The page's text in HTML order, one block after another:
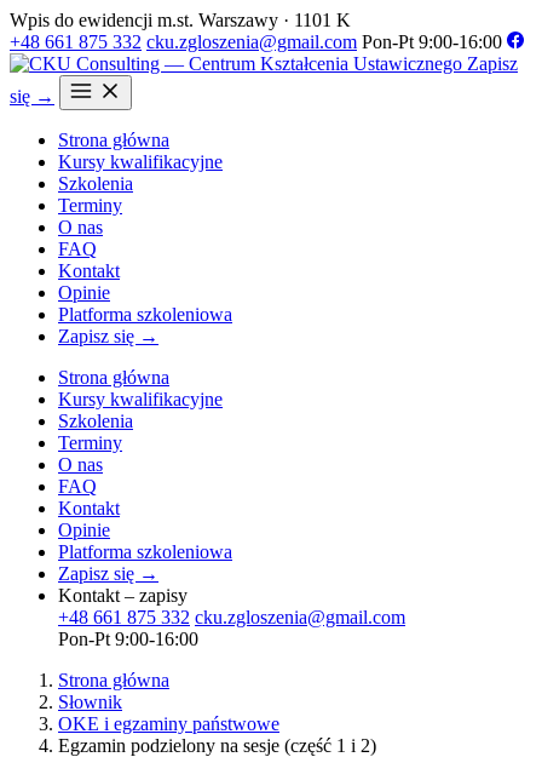
Wpis do ewidencji m.st. Warszawy · 1101 K
+48 661 875 332 cku.zgloszenia@gmail.com Pon-Pt 9:00-16:00
Zapisz
się →
Strona główna
Kursy kwalifikacyjne
Szkolenia
Terminy
O nas
FAQ
Kontakt
Opinie
Platforma szkoleniowa
Zapisz się →
Strona główna
Kursy kwalifikacyjne
Szkolenia
Terminy
O nas
FAQ
Kontakt
Opinie
Platforma szkoleniowa
Zapisz się →
Kontakt – zapisy
+48 661 875 332 cku.zgloszenia@gmail.com
Pon-Pt 9:00-16:00
Strona główna
Słownik
OKE i egzaminy państwowe
Egzamin podzielony na sesje (część 1 i 2)